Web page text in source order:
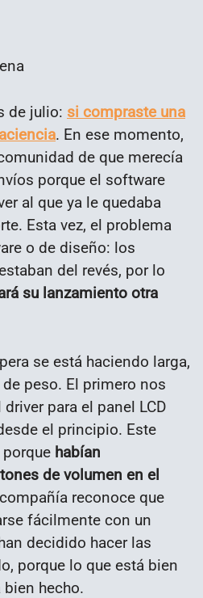
de julio: si compraste una
. En ese momento,
de que merecía
porque el software
al que ya le quedaba
Esta vez, el problema
o de diseño: los
del revés, por lo
su lanzamiento otra
se está haciendo larga,
peso. El primero nos
para el panel LCD
el principio. Este
habían
de volumen en el
reconoce que
fácilmente con un
decidido hacer las
porque lo que está bien
hecho.